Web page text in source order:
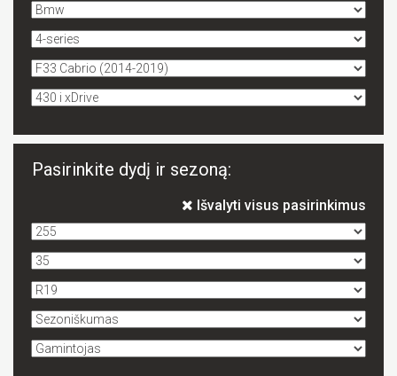
Pasirinkite dydį ir sezoną:
Išvalyti visus pasirinkimus